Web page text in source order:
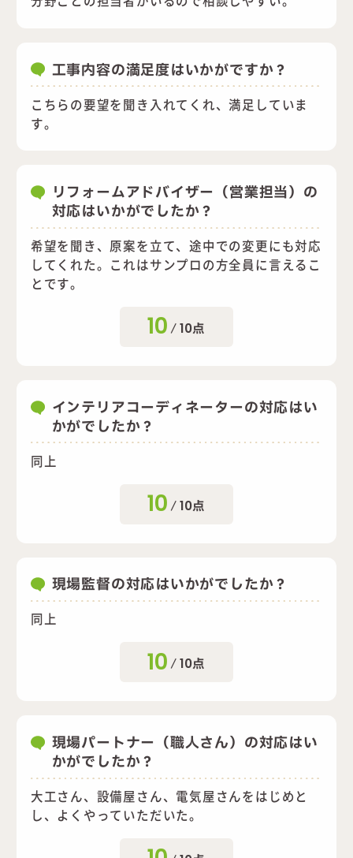
工事内容の満足度はいかがですか？
こちらの要望を聞き入れてくれ、満足していま
す。
リフォームアドバイザー（営業担当）の
対応はいかがでしたか？
希望を聞き、原案を立て、途中での変更にも対応
してくれた。これはサンプロの方全員に言えるこ
とです。
10 /10点
インテリアコーディネーターの対応はい
かがでしたか？
同上
10 /10点
現場監督の対応はいかがでしたか？
同上
10 /10点
現場パートナー（職人さん）の対応はい
かがでしたか？
大工さん、設備屋さん、電気屋さんをはじめと
し、よくやっていただいた。